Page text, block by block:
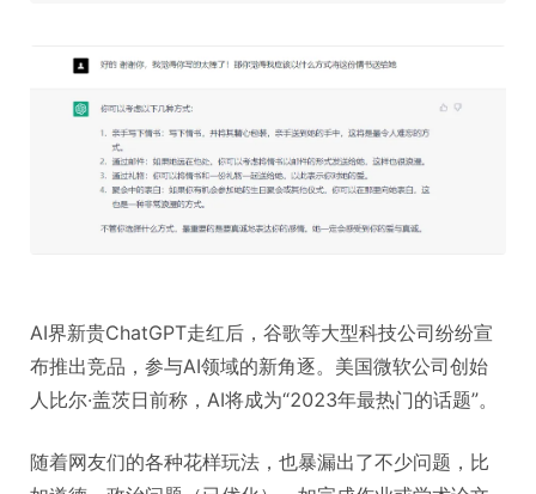
AI界新贵ChatGPT走红后，谷歌等大型科技公司纷纷宣
布推出竞品，参与AI领域的新角逐。美国微软公司创始
人比尔·盖茨日前称，AI将成为“2023年最热门的话题”。
随着网友们的各种花样玩法，也暴漏出了不少问题，比